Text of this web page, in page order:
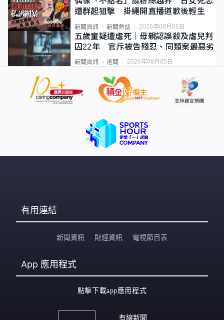
遭群起狙擊 掛繩開直播道歉後輕生
新聞資訊 新聞熱話 2026年08月06日
五歲童疑遭虐死｜母親認誤殺及虐兒判
囚22年 官斥被告殘忍、同類案最惡劣
新聞資訊 港聞 2026年08月05日
有用連結
新聞資訊 財經資訊 電視節目表
App 應用程式
點擊下載app應用程式
有線新聞